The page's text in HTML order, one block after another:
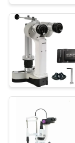
Unità
sedia